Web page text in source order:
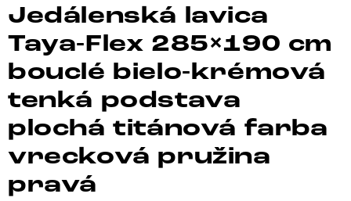
Jedálenská lavica
Taya-Flex 285×190 cm
bouclé bielo-krémová
tenká podstava
plochá titánová farba
vrecková pružina
pravá